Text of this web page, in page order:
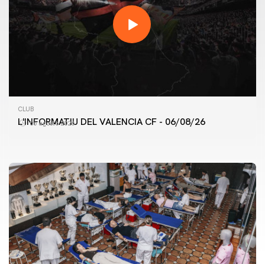
CLUB
L'INFORMATIU DEL VALENCIA CF - 06/08/26
06 agosto 2026
PRIMER EQUIPO
ENTRENAMIENTO DEL VALENCIA CF 6/8/2026